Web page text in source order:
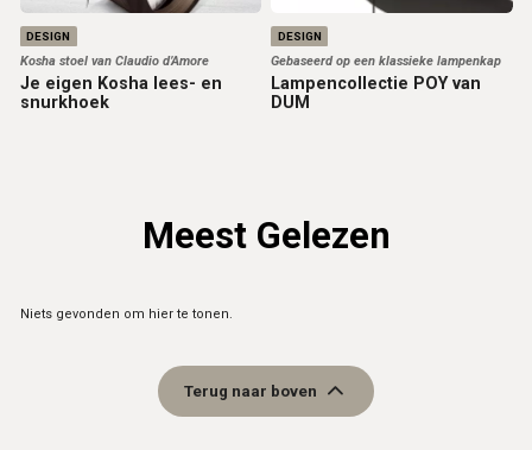
DESIGN
Kosha stoel van Claudio d’Amore
Je eigen Kosha lees- en
snurkhoek
DESIGN
Gebaseerd op een klassieke lampenkap
Lampencollectie POY van
DUM
Meest Gelezen
Niets gevonden om hier te tonen.
Terug naar boven